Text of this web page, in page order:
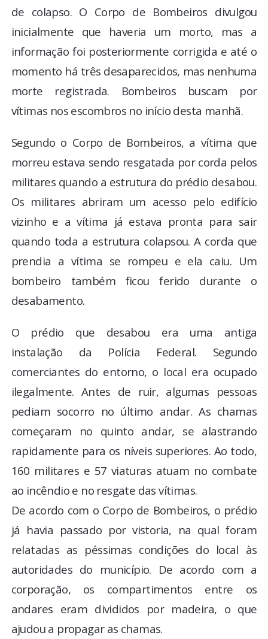
de colapso. O Corpo de Bombeiros divulgou
inicialmente que haveria um morto, mas a
informação foi posteriormente corrigida e até o
momento há três desaparecidos, mas nenhuma
morte registrada. Bombeiros buscam por
vítimas nos escombros no início desta manhã.
Segundo o Corpo de Bombeiros, a vítima que
morreu estava sendo resgatada por corda pelos
militares quando a estrutura do prédio desabou.
Os militares abriram um acesso pelo edifício
vizinho e a vítima já estava pronta para sair
quando toda a estrutura colapsou. A corda que
prendia a vítima se rompeu e ela caiu. Um
bombeiro também ficou ferido durante o
desabamento.
O prédio que desabou era uma antiga
instalação da Polícia Federal. Segundo
comerciantes do entorno, o local era ocupado
ilegalmente. Antes de ruir, algumas pessoas
pediam socorro no último andar. As chamas
começaram no quinto andar, se alastrando
rapidamente para os níveis superiores. Ao todo,
160 militares e 57 viaturas atuam no combate
ao incêndio e no resgate das vítimas.
De acordo com o Corpo de Bombeiros, o prédio
já havia passado por vistoria, na qual foram
relatadas as péssimas condições do local às
autoridades do município. De acordo com a
corporação, os compartimentos entre os
andares eram divididos por madeira, o que
ajudou a propagar as chamas.